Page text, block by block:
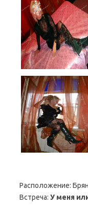
Расположение:
Встреча: У меня